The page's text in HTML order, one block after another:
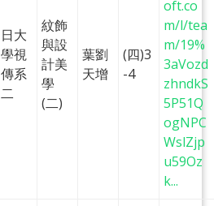
日大
學視
傳系
二
紋飾
與設
計美
學
(二)
葉劉
天增
(四)3
-4
oft.co
m/l/tea
m/19%
3aVozd
zhndkS
5P51Q
ogNPC
WslZjp
u59Oz
k...